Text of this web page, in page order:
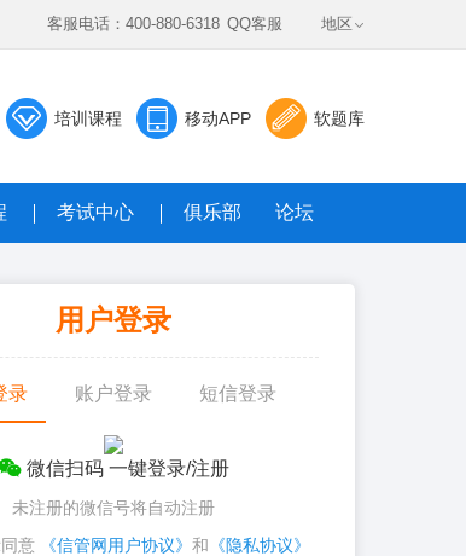
客服电话：400-880-6318 QQ客服 地区
软题库
移动APP
培训课程
考试中心 俱乐部 论坛
库系统
模考免费答
用户登录
录 账户登录 短信登录
微信扫码 一键登录/注册
未注册的微信号将自动注册
意
《信管网用户协议》 和 《隐私协议》